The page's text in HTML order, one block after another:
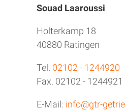
Souad Laaroussi
Holterkamp 18
40880 Ratingen
Tel. 02102 - 1244920
Fax. 02102 - 1244921
E-Mail: info@gtr-